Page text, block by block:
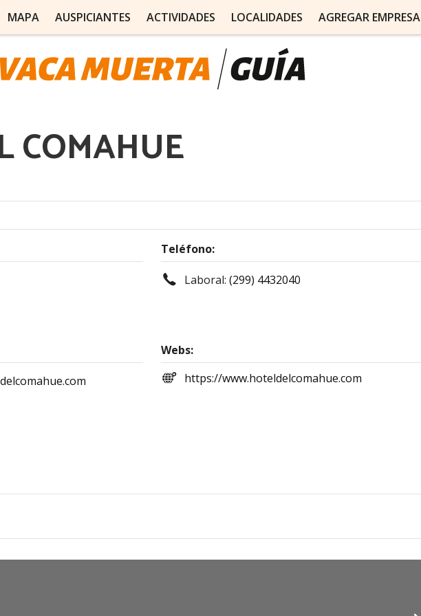
MAPA AUSPICIANTES ACTIVIDADES LOCALIDADES AGREGAR EMPRESA
COMAHUE
Teléfono:
Laboral: (299) 4432040
Webs:
https://www.hoteldelcomahue.com